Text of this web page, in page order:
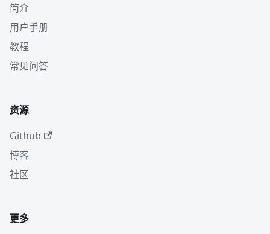
简介
用户手册
教程
常见问答
资源
Github
博客
社区
更多